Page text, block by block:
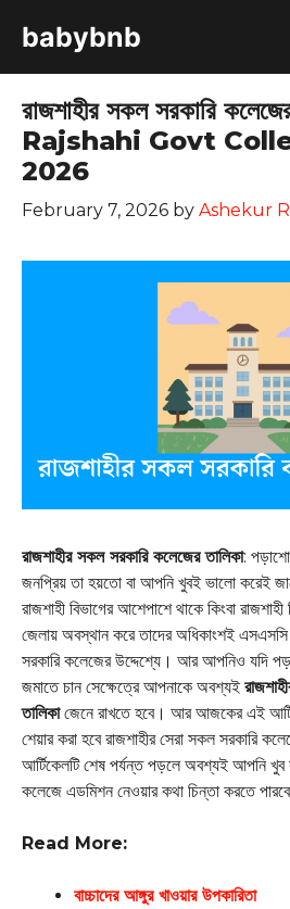
babybnb
রাজশাহীর সকল সরকারি
Rajshahi Govt
2026
February 7, 2026 by Ashekur
রাজশাহীর সকল সরকারি কলেজের তালিকা:
জনপ্রিয় তা হয়তো বা আপনি খুবই ভালো করেই
রাজশাহী বিভাগের আশেপাশে থাকে কিংবা
জেলায় অবস্থান করে তাদের অধিকাংশই এসএসসি
সরকারি কলেজের উদ্দেশ্যে। আর আপনিও যদি
জমাতে চান সেক্ষেত্রে আপনাকে অবশ্যই
তালিকাজেনে রাখতে হবে। আর আজকের এই
শেয়ার করা হবে রাজশাহীর সেরা সকল সরকারি
আর্টিকেলটি শেষ পর্যন্ত পড়লে অবশ্যই আপনি
কলেজে এডমিশন নেওয়ার কথা চিন্তা করতে
Read More:
বাচ্চাদের আঙ্গুর খাওয়ার উপকারিতা